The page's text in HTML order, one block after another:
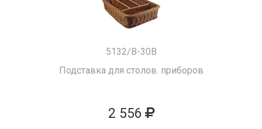
5132/B-30B
Подставка для столов. приборов
2 556